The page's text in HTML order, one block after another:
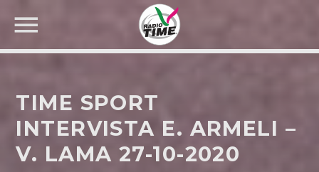
CERCA NEL SITO WEB:
TIME SPORT
INTERVISTA E. ARMELI –
V. LAMA 27-10-2020